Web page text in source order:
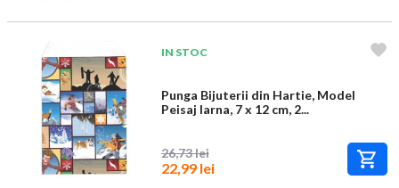
IN STOC
Punga Bijuterii din Hartie, Model
Peisaj Iarna, 7 x 12 cm, 2...
26,73 lei
22,99 lei